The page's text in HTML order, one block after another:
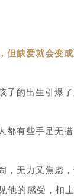
但缺爱就会变成
子的出生引爆了
都有些手足无措
，无力又焦虑
他的感受，扣